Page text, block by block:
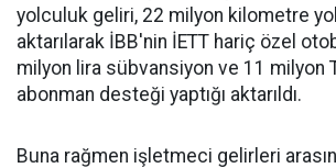
yolculuk geliri, 22 milyon kilometre yol
aktarılarak İBB'nin İETT hariç özel
milyon lira sübvansiyon ve 11 milyon
abonman desteği yaptığı aktarıldı.
Buna rağmen işletmeci gelirleri